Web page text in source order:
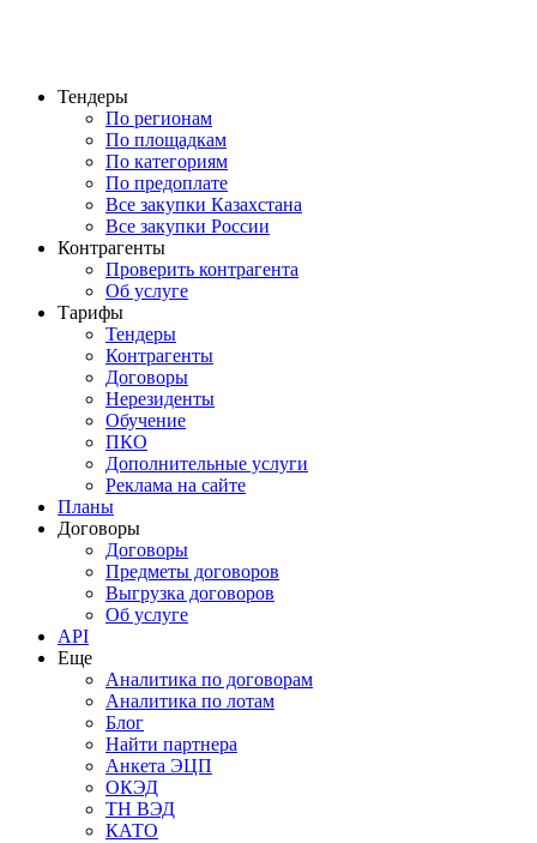
Тендеры
По регионам
По площадкам
По категориям
По предоплате
Все закупки Казахстана
Все закупки России
Контрагенты
Проверить контрагента
Об услуге
Тарифы
Тендеры
Контрагенты
Договоры
Нерезиденты
Обучение
ПКО
Дополнительные услуги
Реклама на сайте
Планы
Договоры
Договоры
Предметы договоров
Выгрузка договоров
Об услуге
API
Еще
Аналитика по договорам
Аналитика по лотам
Блог
Найти партнера
Анкета ЭЦП
ОКЭД
ТН ВЭД
КАТО